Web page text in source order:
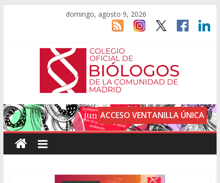
domingo, agosto 9, 2026
ACCESO VENTANILLA ÚNICA